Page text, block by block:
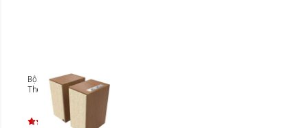
Bộ loa không dây Klipsch
The Sevens